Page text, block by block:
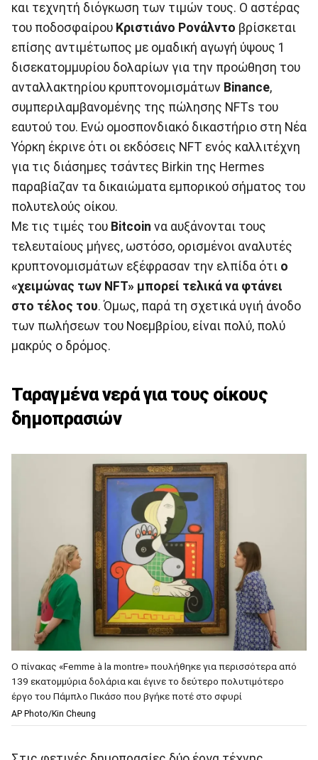
και τεχνητή διόγκωση των τιμών τους. Ο αστέρας
του ποδοσφαίρου Κριστιάνο Ρονάλντο βρίσκεται
επίσης αντιμέτωπος με ομαδική αγωγή ύψους 1
δισεκατομμυρίου δολαρίων για την προώθηση του
ανταλλακτηρίου κρυπτονομισμάτων Binance,
συμπεριλαμβανομένης της πώλησης NFTs του
εαυτού του. Ενώ ομοσπονδιακό δικαστήριο στη Νέα
Υόρκη έκρινε ότι οι εκδόσεις NFT ενός καλλιτέχνη
για τις διάσημες τσάντες Birkin της Hermes
παραβίαζαν τα δικαιώματα εμπορικού σήματος του
πολυτελούς οίκου.
Με τις τιμές του Bitcoin να αυξάνονται τους
τελευταίους μήνες, ωστόσο, ορισμένοι αναλυτές
κρυπτονομισμάτων εξέφρασαν την ελπίδα ότι ο
«χειμώνας των NFT» μπορεί τελικά να φτάνει
στο τέλος του. Όμως, παρά τη σχετικά υγιή άνοδο
των πωλήσεων του Νοεμβρίου, είναι πολύ, πολύ
μακρύς ο δρόμος.
Ταραγμένα νερά για τους οίκους
δημοπρασιών
O πίνακας «Femme à la montre» πουλήθηκε για περισσότερα από
139 εκατομμύρια δολάρια και έγινε το δεύτερο πολυτιμότερο
έργο του Πάμπλο Πικάσο που βγήκε ποτέ στο σφυρί
AP Photo/Kin Cheung